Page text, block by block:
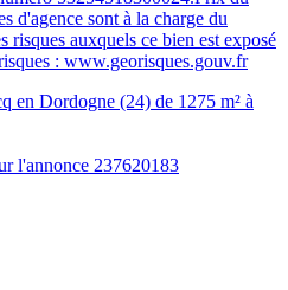
d'agence sont à la charge du
risques auxquels ce bien est exposé
: www.georisques.gouv.fr